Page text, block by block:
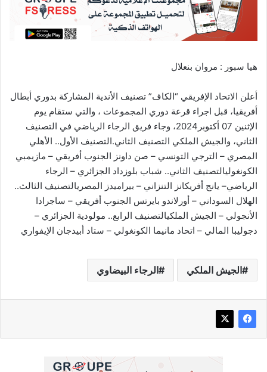
هيا سبور : مروان بنعلال
أعلن الاتحاد الإفريقي “الكاف” تصنيف الأندية المشاركة بدوري أبطال
أفريقيا، قبل اجراء قرعة دوري المجموعات ، والتي ستقام يوم
الإثنين 07 أكتوبر2024، وجاء فريق الرجاء الرياضي في التصنيف
الثاني، والجيش الملكي التصنيف الثاني.التصنيف الأول.. الأهلي
المصري – الترجي التونسي – صن داونز الجنوب أفريقي – مازيمبي
الكونغوليالتصنيف الثاني.. شباب بلوزداد الجزائري – الرجاء
الرياضي– يانج أفريكانز التنزاني – بيراميدز المصريالتصنيف الثالث..
الهلال السوداني – أورلاندو بايرتس الجنوب أفريقي – ساجرادا
الأنجولي – الجيش الملكيالتصنيف الرابع.. مولودية الجزائري –
دجوليبا المالي – اتحاد مانيما الكونغولي – ستاد أبيدجان الإيفواري
الجيش الملكي الرجاء البيضاوي